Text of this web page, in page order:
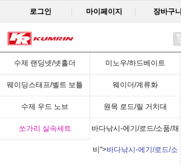
로그인 마이페이지 장바구니
수제 랜딩넷/넷홀더 미노우/하드베이트
웨이딩스태프/벨트 보틀 웨이더/계류화
수제 우드 노브 원목 로드/릴 거치대
쏘가리 실속세트 바다낚시-에기/로드/소품/채
비">바다낚시-에기/로드/소